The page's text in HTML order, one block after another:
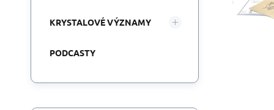
KRYSTALOVÉ VÝZNAMY
PODCASTY